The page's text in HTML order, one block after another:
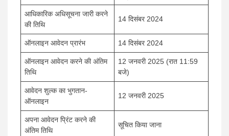
आधिकारिक अधिसूचना जारी करने
की तिथि
14 दिसंबर 2024
ऑनलाइन आवेदन प्रारंभ 14 दिसंबर 2024
ऑनलाइन आवेदन करने की अंतिम
तिथि
12 जनवरी 2025 (रात 11:59
बजे)
आवेदन शुल्क का भुगतान-
ऑनलाइन
12 जनवरी 2025
अपना आवेदन प्रिंट करने की
अंतिम तिथि
सूचित किया जाना